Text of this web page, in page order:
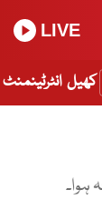
LIVE
کھیل انٹرٹینمنٹ